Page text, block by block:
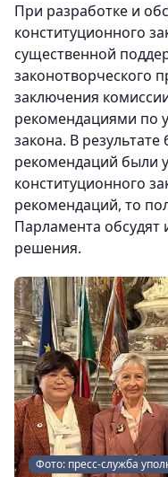
При разработке и
конституционного
существенной
законотворческого
заключения
рекомендациями по
закона. В
рекомендаций были
конституционного
рекомендаций, то
Парламента обсудят
решения.
Фото: пресс-служба